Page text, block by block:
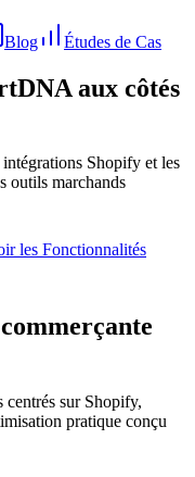
Blog Études de Cas
aux côtés
Shopify et les
outils marchands
les Fonctionnalités
sur Shopify,
pratique conçu